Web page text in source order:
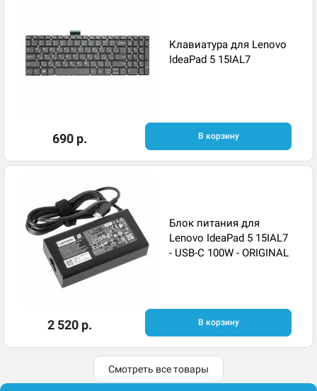
Клавиатура для Lenovo
IdeaPad 5 15IAL7
690 р. В корзину
Блок питания для
Lenovo IdeaPad 5 15IAL7
- USB-C 100W - ORIGINAL
2 520 р. В корзину
Смотреть все товары